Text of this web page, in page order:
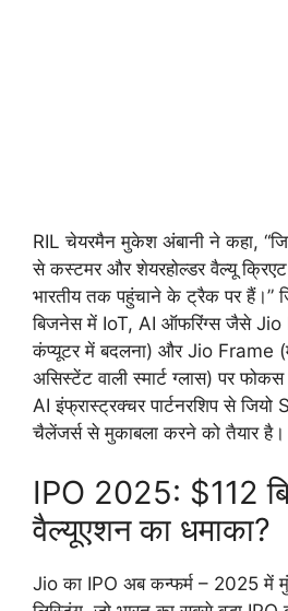
RIL चेयरमैन मुकेश अंबानी ने कहा,
से कस्टमर और शेयरहोल्डर वैल्यू
भारतीय तक पहुंचाने के ट्रैक पर हैं।”
बिजनेस में IoT, AI ऑफरिंग्स जैसे Jio
कंप्यूटर में बदलना) और Jio Frame
असिस्टेंट वाली स्मार्ट ग्लास) पर
AI इंफ्रास्ट्रक्चर पार्टनरशिप से
चैलेंजर्स से मुकाबला करने को तैयार है।
IPO 2025: $112
वैल्यूएशन का धमाका?
Jio का IPO अब कन्फर्म – 2025 में